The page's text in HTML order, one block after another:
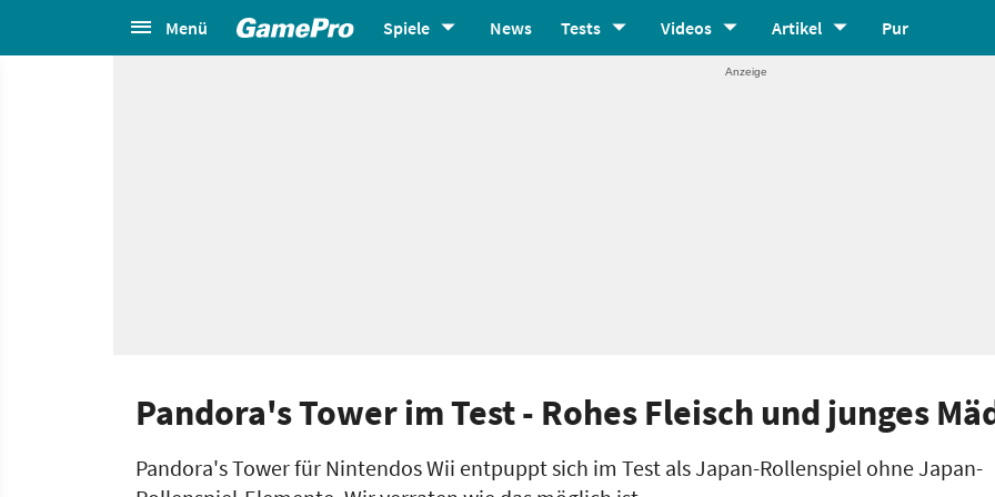
Menü Spiele News Tests Videos Artikel Pur
Pandora's Tower im Test - Rohes Fleisch und junges
Pandora's Tower für Nintendos Wii entpuppt sich im Test als Japan-Rollenspiel ohne Japan-